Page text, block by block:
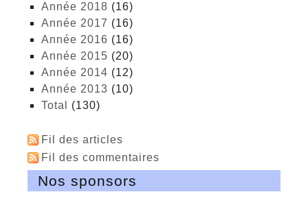
année 2018 (16)
année 2017 (16)
année 2016 (16)
année 2015 (20)
année 2014 (12)
année 2013 (10)
total (130)
Fil des articles
Fil des commentaires
Nos sponsors